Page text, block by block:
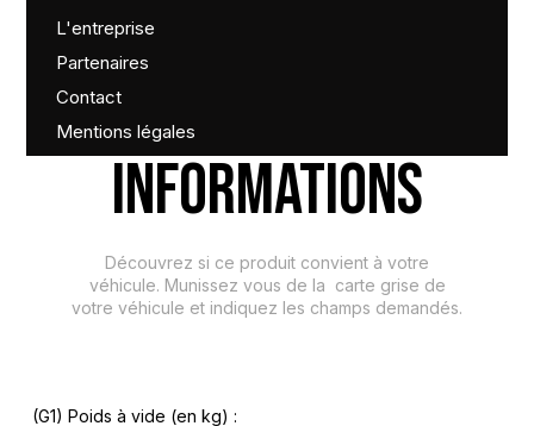
L'entreprise
Partenaires
Contact
Mentions légales
INFORMATIONS
Découvrez si ce produit convient à votre
véhicule. Munissez vous de la carte grise de
votre véhicule et indiquez les champs demandés.
(G1) Poids à vide (en kg) :